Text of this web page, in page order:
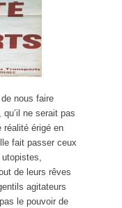
nous faire
qu’il ne serait pas
réalité érigé en
fait passer ceux
de leurs rêves
agitateurs
le pouvoir de